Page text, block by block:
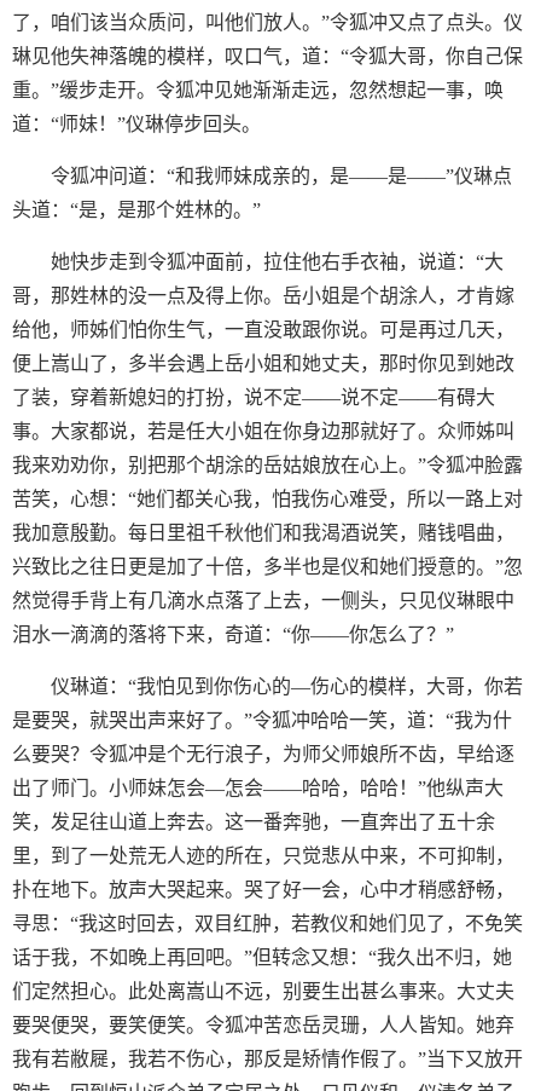
了，咱们该当众质问，叫他们放人。”令狐冲又点了点头。仪
琳见他失神落魄的模样，叹口气，道：“令狐大哥，你自己保
重。”缓步走开。令狐冲见她渐渐走远，忽然想起一事，唤
道：“师妹！”仪琳停步回头。
令狐冲问道：“和我师妹成亲的，是——是——”仪琳点
头道：“是，是那个姓林的。”
她快步走到令狐冲面前，拉住他右手衣袖，说道：“大
哥，那姓林的没一点及得上你。岳小姐是个胡涂人，才肯嫁
给他，师姊们怕你生气，一直没敢跟你说。可是再过几天，
便上嵩山了，多半会遇上岳小姐和她丈夫，那时你见到她改
了装，穿着新媳妇的打扮，说不定——说不定——有碍大
事。大家都说，若是任大小姐在你身边那就好了。众师姊叫
我来劝劝你，别把那个胡涂的岳姑娘放在心上。”令狐冲脸露
苦笑，心想：“她们都关心我，怕我伤心难受，所以一路上对
我加意殷勤。每日里祖千秋他们和我渴酒说笑，赌钱唱曲，
兴致比之往日更是加了十倍，多半也是仪和她们授意的。”忽
然觉得手背上有几滴水点落了上去，一侧头，只见仪琳眼中
泪水一滴滴的落将下来，奇道：“你——你怎么了？”
仪琳道：“我怕见到你伤心的—伤心的模样，大哥，你若
是要哭，就哭出声来好了。”令狐冲哈哈一笑，道：“我为什
么要哭？令狐冲是个无行浪子，为师父师娘所不齿，早给逐
出了师门。小师妹怎会—怎会——哈哈，哈哈！”他纵声大
笑，发足往山道上奔去。这一番奔驰，一直奔出了五十余
里，到了一处荒无人迹的所在，只觉悲从中来，不可抑制，
扑在地下。放声大哭起来。哭了好一会，心中才稍感舒畅，
寻思：“我这时回去，双目红肿，若教仪和她们见了，不免笑
话于我，不如晚上再回吧。”但转念又想：“我久出不归，她
们定然担心。此处离嵩山不远，别要生出甚么事来。大丈夫
要哭便哭，要笑便笑。令狐冲苦恋岳灵珊，人人皆知。她弃
我有若敝屣，我若不伤心，那反是矫情作假了。”当下又放开